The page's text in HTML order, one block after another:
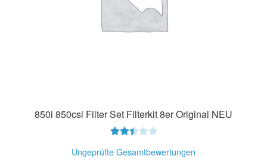
850i 850csi Filter Set Filterkit 8er Original NEU
tet mit
Ungeprüfte Gesamtbewertungen